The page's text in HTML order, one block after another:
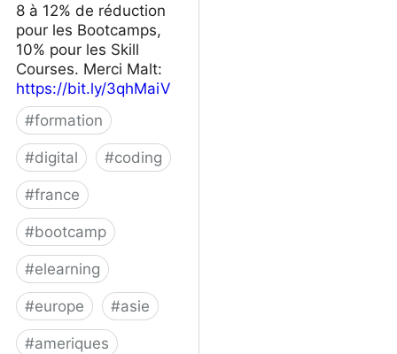
8 à 12% de réduction
pour les Bootcamps,
10% pour les Skill
Courses. Merci Malt:
https://bit.ly/3qhMaiV
#formation
#digital #coding
#france
#bootcamp
#elearning
#europe #asie
#ameriques